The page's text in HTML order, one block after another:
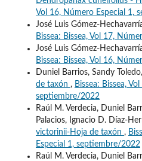
Vol 16, Número Especial 1,
José Luis Gómez-
Bissea: Bissea, Vol 17,
José Luis Gómez-
Bissea: Bissea, Vol 16,
Duniel Barrios, Sandy Toledo,
de taxón , Bissea: Bissea,
septiembre/2022
Raúl M. Verdecia, Duniel
Palacios, Ignacio D. Díaz-
victorinii-Hoja de taxón ,
Especial 1, septiembre/2022
Raúl M. Verdecia, Duniel